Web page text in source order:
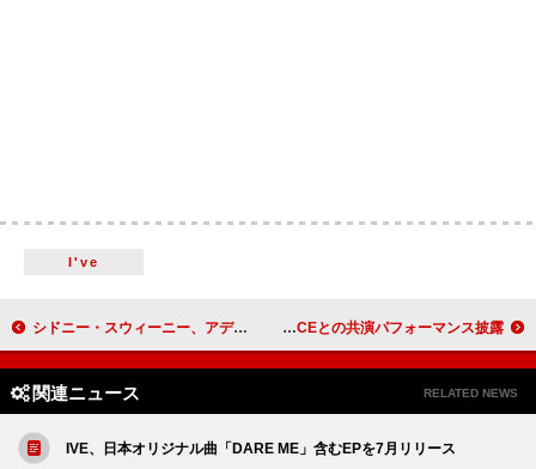
I've
シドニー・スウィーニー、アデル「Someone Like You」を友人たちとカラオケで熱唱 コールドプレイ、韓国公演にてTWICEとの共演パフォーマンス披露
関連ニュース RELATED NEWS
IVE、日本オリジナル曲「DARE ME」含むEPを7月リリース